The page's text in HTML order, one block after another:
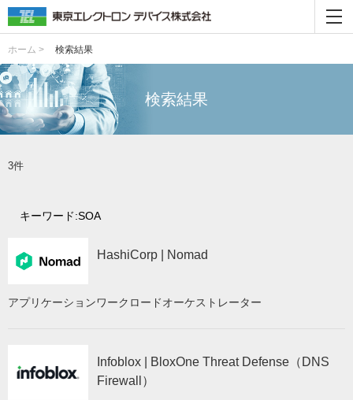
ホーム > 検索結果
検索結果
3件
キーワード:SOA
HashiCorp | Nomad
アプリケーションワークロードオーケストレーター
Infoblox | BloxOne Threat Defense（DNS
Firewall）